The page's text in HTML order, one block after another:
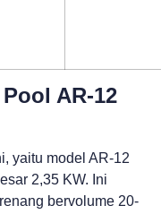
AR‐12
yaitu model AR‐12
2,35 KW. Ini
bervolume 20-